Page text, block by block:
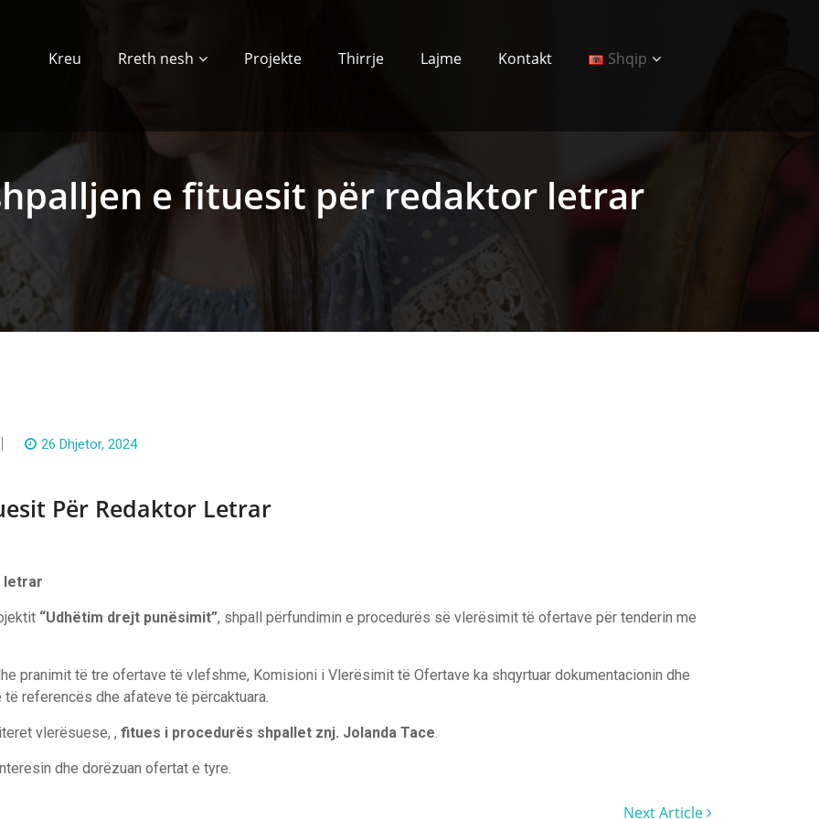
Kreu Rreth nesh Projekte Thirrje Lajme Kontakt Shqip
e fituesit për redaktor letrar
26 Dhjetor, 2024
Për Redaktor Letrar
letrar
“Udhëtim drejt punësimit”, shpall përfundimin e procedurës së vlerësimit të ofertave për tenderin me
pranimit të tre ofertave të vlefshme, Komisioni i Vlerësimit të Ofertave ka shqyrtuar dokumentacionin dhe
referencës dhe afateve të përcaktuara.
vlerësuese, , fitues i procedurës shpallet znj. Jolanda Tace.
dhe dorëzuan ofertat e tyre.
Next Article